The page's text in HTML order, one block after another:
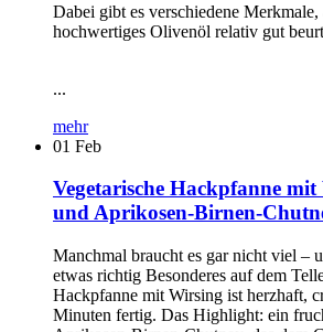
Dabei gibt es verschiedene Merkmale,
hochwertiges Olivenöl relativ gut
...
mehr
01 Feb
Vegetarische Hackpfanne
und Aprikosen-Birnen-
Manchmal braucht es gar nicht viel –
etwas richtig Besonderes auf dem
Hackpfanne mit Wirsing ist herzhaft,
Minuten fertig. Das Highlight: ein